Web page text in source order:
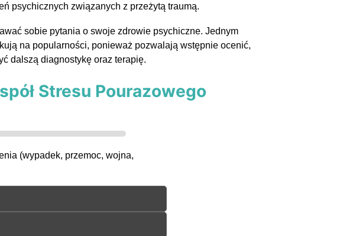
psychicznych związanych z przeżytą traumą.
sobie pytania o swoje zdrowie psychiczne. Jednym
na popularności, ponieważ pozwalają wstępnie ocenić,
dalszą diagnostykę oraz terapię.
Stresu Pourazowego
(wypadek, przemoc, wojna,